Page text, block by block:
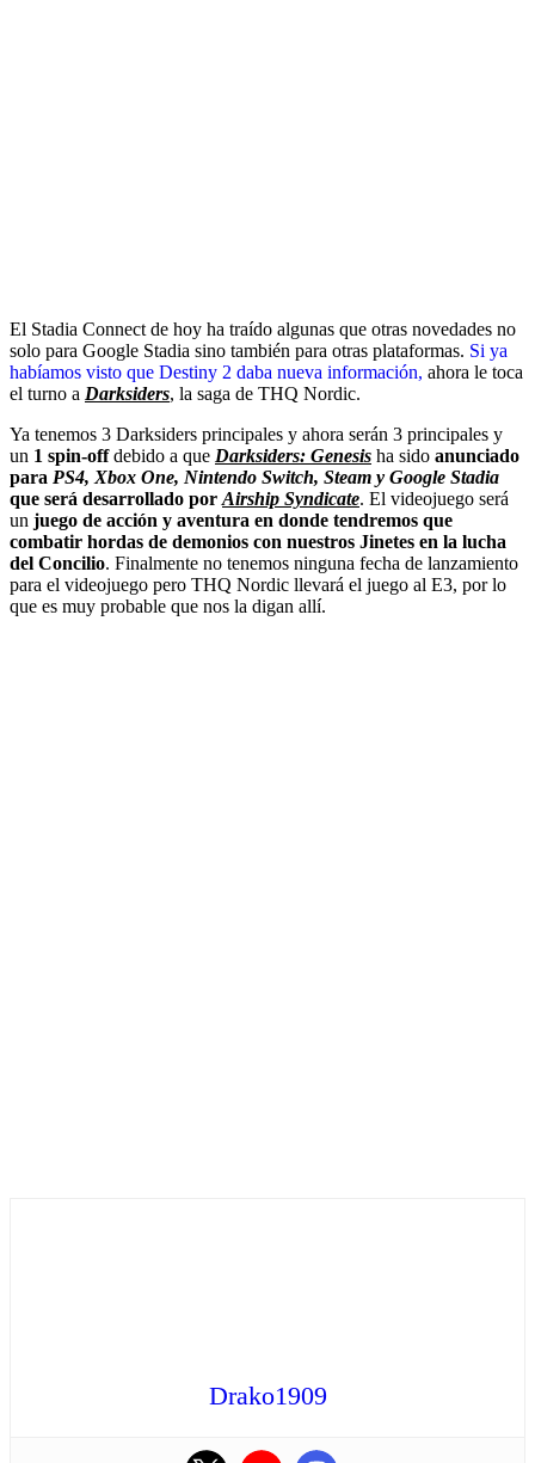
El Stadia Connect de hoy ha traído algunas que otras novedades no
solo para Google Stadia sino también para otras plataformas. Si ya
habíamos visto que Destiny 2 daba nueva información, ahora le toca
el turno a Darksiders, la saga de THQ Nordic.
Ya tenemos 3 Darksiders principales y ahora serán 3 principales y
un 1 spin-offdebido a que Darksiders: Genesis ha sido anunciado
para PS4, Xbox One, Nintendo Switch, Steam y Google Stadia
que será desarrollado por Airship Syndicate. El videojuego será
un juego de acción y aventura en donde tendremos que
combatir hordas de demonios con nuestros Jinetes en la lucha
del Concilio. Finalmente no tenemos ninguna fecha de lanzamiento
para el videojuego pero THQ Nordic llevará el juego al E3, por lo
que es muy probable que nos la digan allí.
Drako1909